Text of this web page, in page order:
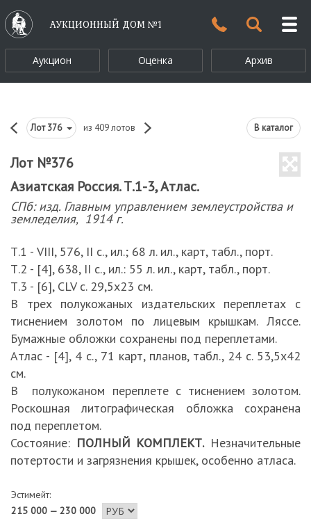
АУКЦИОННЫЙ ДОМ №1
Аукцион Оценка Архив
Лот376 из 409 лотов В каталог
Лот №376
Азиатская Россия. Т.1-3, Атлас.
СПб: изд. Главным управлением землеустройства и
земледелия, 1914 г.
Т.1 - VIII, 576, II с., ил.; 68 л. ил., карт, табл., порт.
Т.2 - [4], 638, II с., ил.: 55 л. ил., карт, табл., порт.
Т.3 - [6], CLV с. 29,5х23 см.
В трех полукожаных издательских переплетах с
тиснением золотом по лицевым крышкам. Ляссе.
Бумажные обложки сохранены под переплетами.
Атлас - [4], 4 с., 71 карт, планов, табл., 24 с. 53,5х42
см.
В полукожаном переплете с тиснением золотом.
Роскошная литографическая обложка сохранена
под переплетом.
Состояние: ПОЛНЫЙ КОМПЛЕКТ.Незначительные
потертости и загрязнения крышек, особенно атласа.
Эстимейт:
215 000 — 230 000